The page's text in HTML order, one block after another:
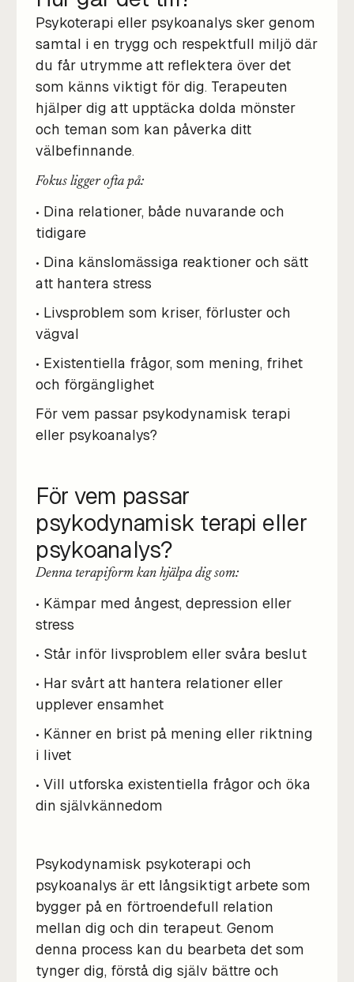
Psykoterapi eller psykoanalys sker genom
samtal i en trygg och respektfull miljö där
du får utrymme att reflektera över det
som känns viktigt för dig. Terapeuten
hjälper dig att upptäcka dolda mönster
och teman som kan påverka ditt
välbefinnande.
Fokus ligger ofta på:
• Dina relationer, både nuvarande och
tidigare
• Dina känslomässiga reaktioner och sätt
att hantera stress
• Livsproblem som kriser, förluster och
vägval
• Existentiella frågor, som mening, frihet
och förgänglighet
För vem passar psykodynamisk terapi
eller psykoanalys?
För vem passar
psykodynamisk terapi eller
psykoanalys?
Denna terapiform kan hjälpa dig som:
• Kämpar med ångest, depression eller
stress
• Står inför livsproblem eller svåra beslut
• Har svårt att hantera relationer eller
upplever ensamhet
• Känner en brist på mening eller riktning
i livet
• Vill utforska existentiella frågor och öka
din självkännedom
Psykodynamisk psykoterapi och
psykoanalys är ett långsiktigt arbete som
bygger på en förtroendefull relation
mellan dig och din terapeut. Genom
denna process kan du bearbeta det som
tynger dig, förstå dig själv bättre och